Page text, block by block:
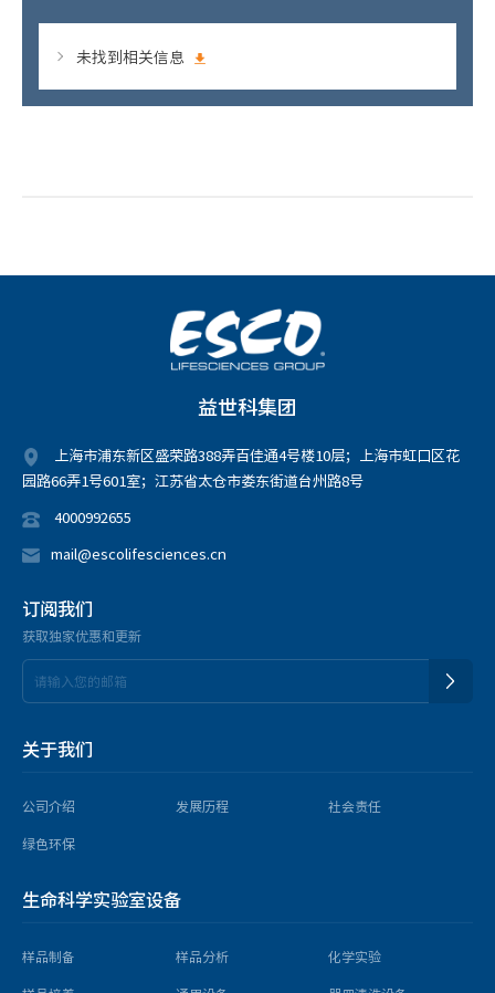
未找到相关信息
益世科集团
上海市浦东新区盛荣路388弄百佳通4号楼10层；上海市虹口区花
园路66弄1号601室；江苏省太仓市娄东街道台州路8号
4000992655
mail@escolifesciences.cn
订阅我们
获取独家优惠和更新
关于我们
公司介绍 发展历程
社会责任
绿色环保
生命科学实验室设备
样品制备 样品分析
化学实验